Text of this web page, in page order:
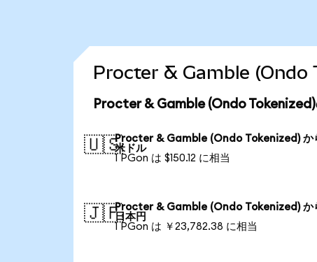
Procter & Gamble (Ondo
Procter & Gamble (Ondo
🇺🇸Procter & Gamble (Ondo Tokenized) か
米ドル
1 PGon は $150.12 に相当
🇯🇵Procter & Gamble (Ondo Tokenized) か
日本円
1 PGon は ￥23,782.38 に相当